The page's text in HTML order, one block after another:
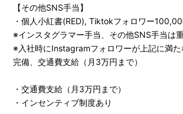
【その他SNS手当】
・個人小紅書(RED), Tiktokフォロワー
※インスタグラマー手当、その他SNS手当は
※入社時にInstagramフォロワーが上記に満
完備、交通費支給（月3万円まで）
・交通費支給（月3万円まで）
・インセンティブ制度あり